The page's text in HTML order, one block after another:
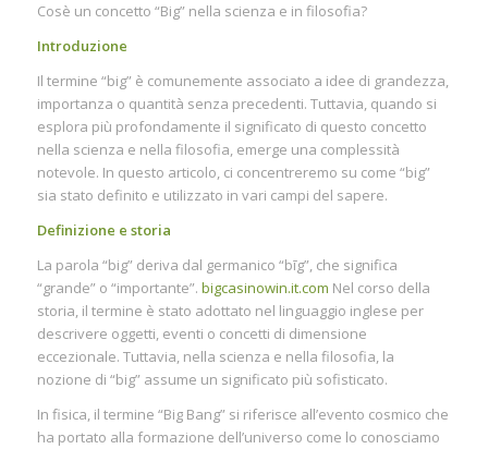
Cosè un concetto “Big” nella scienza e in filosofia?
Introduzione
Il termine “big” è comunemente associato a idee di grandezza,
importanza o quantità senza precedenti. Tuttavia, quando si
esplora più profondamente il significato di questo concetto
nella scienza e nella filosofia, emerge una complessità
notevole. In questo articolo, ci concentreremo su come “big”
sia stato definito e utilizzato in vari campi del sapere.
Definizione e storia
La parola “big” deriva dal germanico “bīg”, che significa
“grande” o “importante”. bigcasinowin.it.com Nel corso della
storia, il termine è stato adottato nel linguaggio inglese per
descrivere oggetti, eventi o concetti di dimensione
eccezionale. Tuttavia, nella scienza e nella filosofia, la
nozione di “big” assume un significato più sofisticato.
In fisica, il termine “Big Bang” si riferisce all’evento cosmico che
ha portato alla formazione dell’universo come lo conosciamo